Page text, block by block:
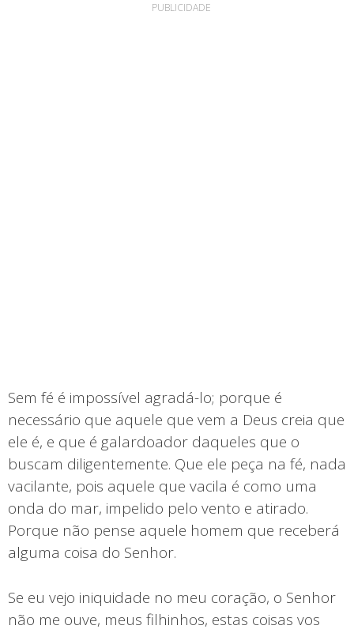
PUBLICIDADE
Sem fé é impossível agradá-lo; porque é
necessário que aquele que vem a Deus creia que
ele é, e que é galardoador daqueles que o
buscam diligentemente. Que ele peça na fé, nada
vacilante, pois aquele que vacila é como uma
onda do mar, impelido pelo vento e atirado.
Porque não pense aquele homem que receberá
alguma coisa do Senhor.
Se eu vejo iniquidade no meu coração, o Senhor
não me ouve, meus filhinhos, estas coisas vos